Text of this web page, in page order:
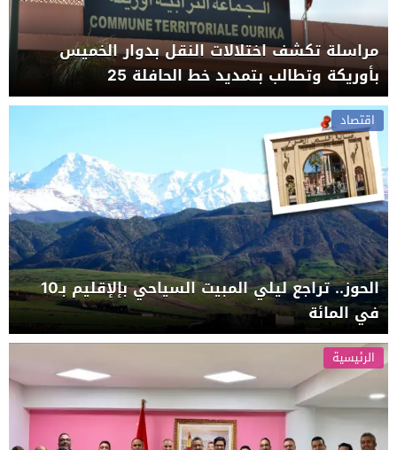
مراسلة تكشف اختلالات النقل بدوار الخميس
بأوريكة وتطالب بتمديد خط الحافلة 25
اقتصاد
الحوز.. تراجع ليلي المبيت السياحي بإلإقليم بـ10
في المائة
الرئيسية